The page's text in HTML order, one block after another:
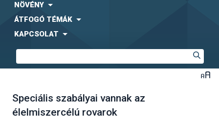
NÖVÉNY
ÁTFOGÓ TÉMÁK
KAPCSOLAT
Speciális szabályai vannak az
élelmiszercélú rovarok